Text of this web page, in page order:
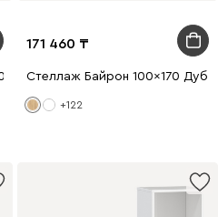
Белый/Натуральный
171 460
Стеллаж Байрон 100x170 Дуб
+122